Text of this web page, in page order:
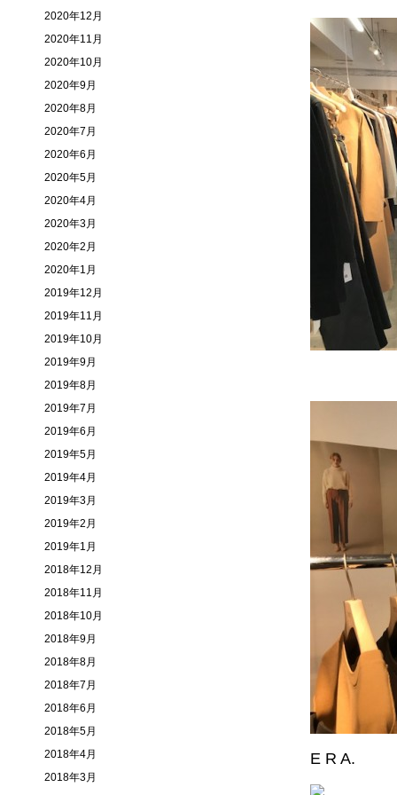
E R A.
2020年12月
2020年11月
2020年10月
2020年9月
2020年8月
2020年7月
2020年6月
2020年5月
2020年4月
2020年3月
2020年2月
2020年1月
2019年12月
2019年11月
2019年10月
2019年9月
2019年8月
2019年7月
2019年6月
2019年5月
2019年4月
2019年3月
2019年2月
2019年1月
2018年12月
2018年11月
2018年10月
2018年9月
2018年8月
2018年7月
2018年6月
2018年5月
2018年4月
2018年3月